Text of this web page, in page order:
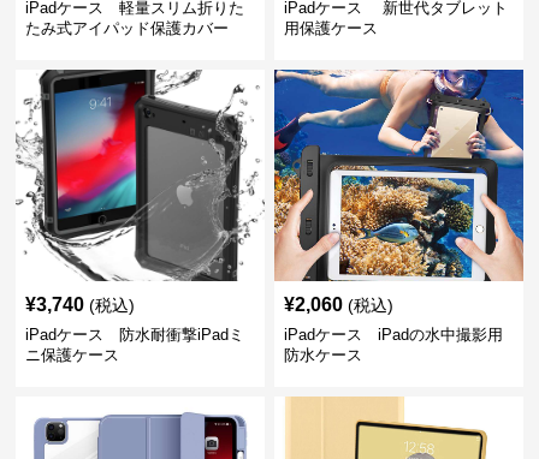
iPadケース 軽量スリム折りた
たみ式アイパッド保護カバー
iPadケース 新世代タブレット
用保護ケース
¥3,740 (税込)
iPadケース 防水耐衝撃iPadミ
ニ保護ケース
¥2,060 (税込)
iPadケース iPadの水中撮影用
防水ケース